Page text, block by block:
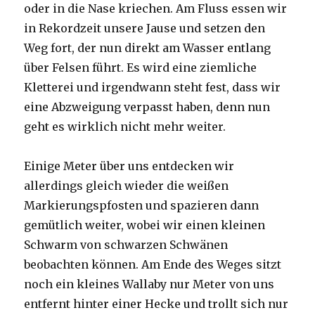
oder in die Nase kriechen. Am Fluss essen wir
in Rekordzeit unsere Jause und setzen den
Weg fort, der nun direkt am Wasser entlang
über Felsen führt. Es wird eine ziemliche
Kletterei und irgendwann steht fest, dass wir
eine Abzweigung verpasst haben, denn nun
geht es wirklich nicht mehr weiter.
Einige Meter über uns entdecken wir
allerdings gleich wieder die weißen
Markierungspfosten und spazieren dann
gemütlich weiter, wobei wir einen kleinen
Schwarm von schwarzen Schwänen
beobachten können. Am Ende des Weges sitzt
noch ein kleines Wallaby nur Meter von uns
entfernt hinter einer Hecke und trollt sich nur